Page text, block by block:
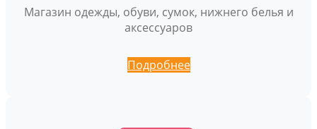
Магазин одежды, обуви, сумок, нижнего белья и
аксессуаров
Подробнее